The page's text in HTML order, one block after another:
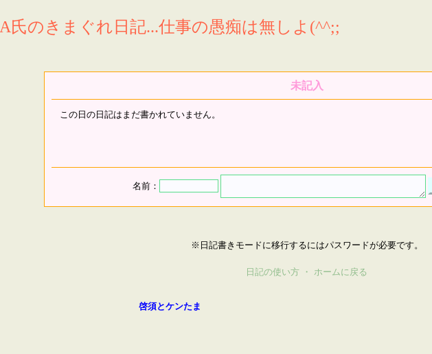
A氏のきまぐれ日記...仕事の愚痴は無しよ(^^;;
未記入
この日の日記はまだ書かれていません。
名前：
※日記書きモードに移行するにはパスワードが必要です。
日記の使い方 ・ ホームに戻る
啓須とケンたま